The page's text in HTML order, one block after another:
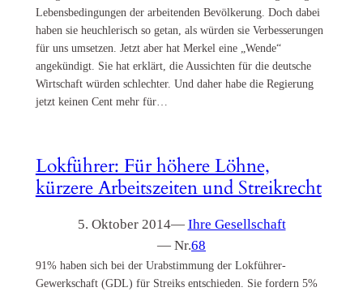
Lebensbedingungen der arbeitenden Bevölkerung. Doch dabei
haben sie heuchlerisch so getan, als würden sie Verbesserungen
für uns umsetzen. Jetzt aber hat Merkel eine „Wende“
angekündigt. Sie hat erklärt, die Aussichten für die deutsche
Wirtschaft würden schlechter. Und daher habe die Regierung
jetzt keinen Cent mehr für…
Lokführer: Für höhere Löhne,
kürzere Arbeitszeiten und Streikrecht
5. Oktober 2014— Ihre Gesellschaft
— Nr.68
91% haben sich bei der Urabstimmung der Lokführer-
Gewerkschaft (GDL) für Streiks entschieden. Sie fordern 5%